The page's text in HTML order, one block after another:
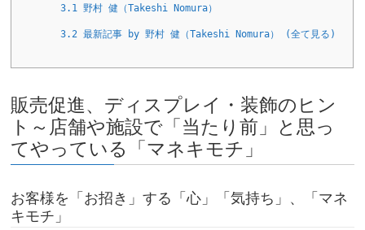
3.1野村 健（Takeshi Nomura）
3.2最新記事 by 野村 健（Takeshi Nomura） (全て見る)
販売促進、ディスプレイ・装飾のヒン
ト～店舗や施設で「当たり前」と思っ
てやっている「マネキモチ」
お客様を「お招き」する「心」「気持ち」、「マネ
キモチ」